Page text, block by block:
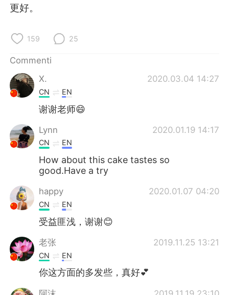
Deutsch
ไทย
Türkçe
Português
更好。
159 25
Commenti
X.
2020.03.04 14:27
CN EN
谢谢老师😄
Lynn 2020.01.19 14:17
CN EN
How about this cake tastes so
good.Have a try
happy 2020.01.07 04:20
CN EN
受益匪浅，谢谢😊
老张 2019.11.25 13:21
CN EN
你这方面的多发些，真好💕